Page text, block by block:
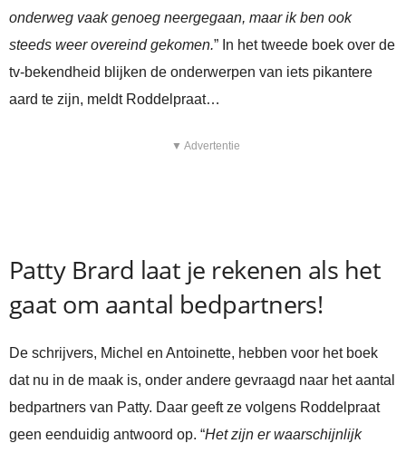
onderweg vaak genoeg neergegaan, maar ik ben ook
steeds weer overeind gekomen.” In het tweede boek over de
tv-bekendheid blijken de onderwerpen van iets pikantere
aard te zijn, meldt Roddelpraat…
▼ Advertentie
Patty Brard laat je rekenen als het
gaat om aantal bedpartners!
De schrijvers, Michel en Antoinette, hebben voor het boek
dat nu in de maak is, onder andere gevraagd naar het aantal
bedpartners van Patty. Daar geeft ze volgens Roddelpraat
geen eenduidig antwoord op. “Het zijn er waarschijnlijk